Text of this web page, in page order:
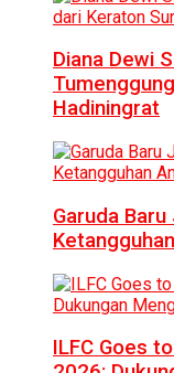
Diana Dewi
Hadiningrat
Garuda Baru
ILFC Goes